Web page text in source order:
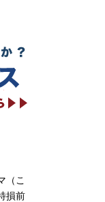
（こ
損前